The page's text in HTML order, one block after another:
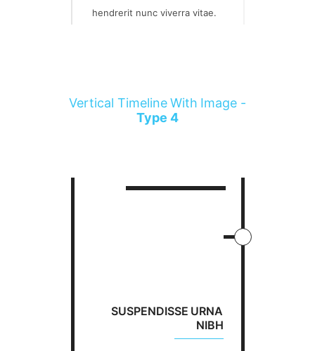
hendrerit nunc viverra vitae.
Vertical Timeline With Image -
Type 4
SUSPENDISSE URNA
NIBH